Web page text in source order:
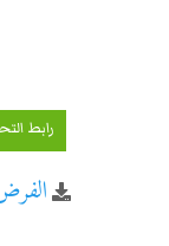
رابط
الفرض